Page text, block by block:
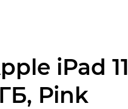
iPad 11
Pink